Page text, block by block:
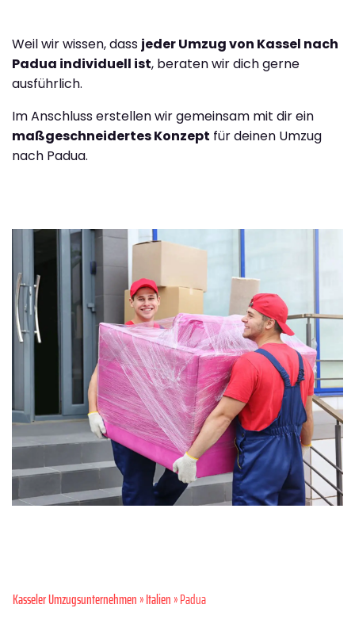
Weil wir wissen, dass jeder Umzug von Kassel nach
Padua individuell ist, beraten wir dich gerne
ausführlich.
Im Anschluss erstellen wir gemeinsam mit dir ein
maßgeschneidertes Konzept für deinen Umzug
nach Padua.
Kasseler Umzugsunternehmen»Italien» Padua